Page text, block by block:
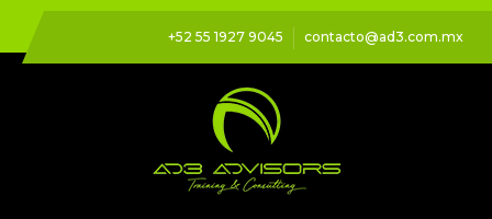
+52 55 1927 9045 contacto@ad3.com.mx